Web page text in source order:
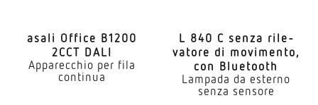
asali Office B1200
2CCT DALI
Apparecchio per fila
continua
L 840 C senza rile­
vatore di movi­mento,
con Bluetooth
Lampada da esterno
senza sensore